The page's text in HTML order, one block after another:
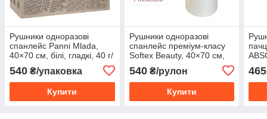
Рушники одноразові
спанлейс Panni Mlada,
40×70 см, білі, гладкі, 40 г/
м², 25 шт/пачка, 100 шт/
коробка.
540 ₴/упаковка
Купити
Рушники одноразові
спанлейс преміум-класу
Softex Beauty, 40×70 см,
шт/рулон.
540₴/рулон
Купити
465